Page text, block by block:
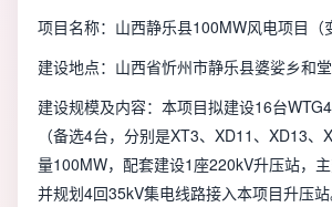
项目名称：山西静乐县100MW风电项目（
建设地点：山西省忻州市静乐县婆娑乡和堂
建设规模及内容：本项目拟建设16台
（备选4台，分别是XT3、XD11、XD13
量100MW，配套建设1座220kV升压站，主
并规划4回35kV集电线路接入本项目升压站